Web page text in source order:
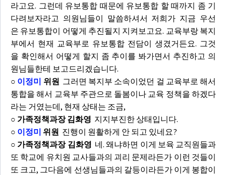
라고요. 그런데 유보통합 때문에 유보통합 할 때까지 좀 기
다려보자라고 의원님들이 말씀하셔서 저희가 지금 우선
은 유보통합이 어떻게 추진될지 지켜보고요. 교육부랑 복지
부에서 현재 교육부로 유보통합 전담이 생겼거든요. 그것
을 확인해서 어떻게 할지 좀 추이를 봐가면서 추진하고 의
원님들한테 보고드리겠습니다.
○ 이정미 위원 그러면 복지부 소속이었던 걸 교육부로 해서
통합을 해서 교육부 주관으로 돌봄이나 교육 정책을 하겠다
라는 거였는데, 현재 상태는 조금,
○ 가족정책과장 김화영 지지부진한 상태입니다.
○ 이정미 위원 진행이 원활하게 안 되고 있네요?
○ 가족정책과장 김화영 네. 왜냐하면 이게 보육 교직원들과
또 학교에 유치원 교사들과의 괴리 문제라든가 이런 것들이
또 크고, 그다음에 선생님들과의 갈등이라든가 이게 봉합이